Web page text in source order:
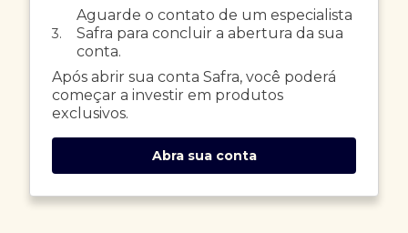
3.
Aguarde o contato de um especialista
Safra para concluir a abertura da sua
conta.
Após abrir sua conta Safra, você poderá
começar a investir em produtos
exclusivos.
Abra sua conta